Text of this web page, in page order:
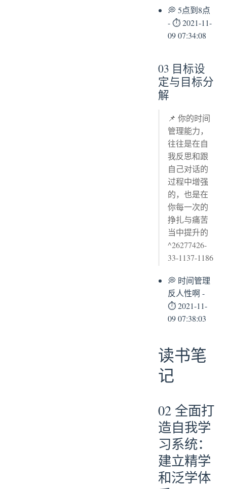
💭 5点到8点
- ⏱ 2021-11-
09 07:34:08
03 目标设
定与目标分
解
📌 你的时间
管理能力，
往往是在自
我反思和跟
自己对话的
过程中增强
的，也是在
你每一次的
挣扎与痛苦
当中提升的
^26277426-
33-1137-1186
💭 时间管理
反人性啊 -
⏱ 2021-11-
09 07:38:03
读书笔
记
02 全面打
造自我学
习系统：
建立精学
和泛学体